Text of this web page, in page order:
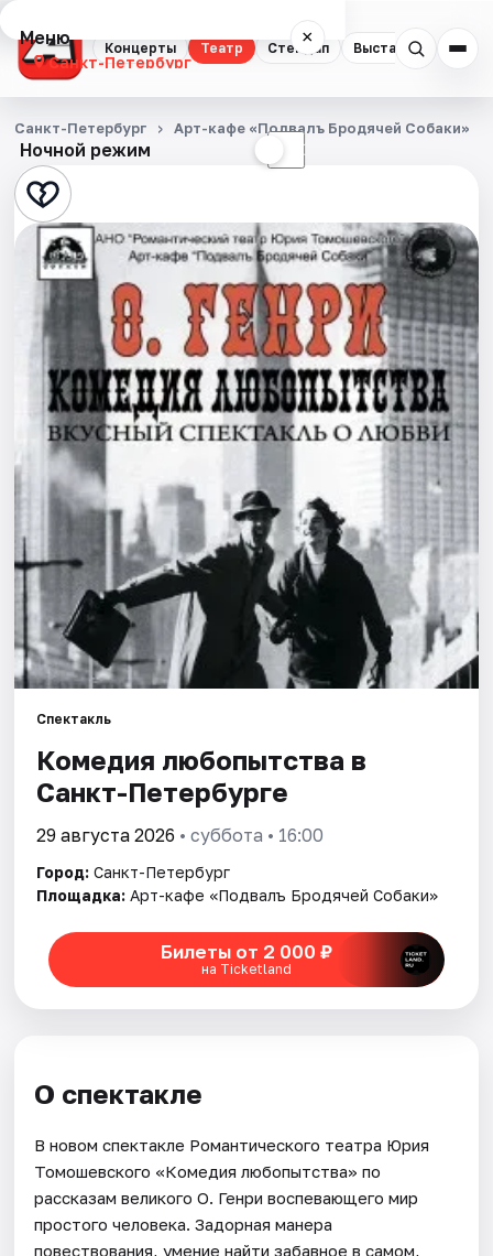
Концерты Театр Стендап Выставки
Меню ×
Санкт-Петербург
Концерты
Театр
Стендап
Выставки
Квесты
Экскурсии
Спорт
События
Города
Площадки
Артисты
Ночной режим ☾
Санкт-Петербург Арт-кафе «Подвалъ Бродячей Собаки»
Спектакль
Комедия любопытства в
Санкт-Петербурге
29 августа 2026 • суббота • 16:00
Город: Санкт-Петербург
Площадка: Арт-кафе «Подвалъ Бродячей Собаки»
Билеты от 2 000 ₽
на Ticketland
О спектакле
В новом спектакле Романтического театра Юрия
Томошевского «Комедия любопытства» по
рассказам великого О. Генри воспевающего мир
простого человека. Задорная манера
повествования, умение найти забавное в самом,